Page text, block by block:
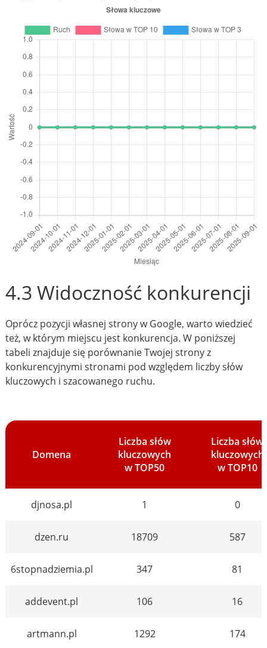
4.3 Widoczność konkurencji
Oprócz pozycji własnej strony w Google, warto wiedzieć
też, w którym miejscu jest konkurencja. W poniższej
tabeli znajduje się porównanie Twojej strony z
konkurencyjnymi stronami pod względem liczby słów
kluczowych i szacowanego ruchu.
Domena
Liczba słów
kluczowych
w TOP50
Liczba słów
kluczowych
w TOP10
djnosa.pl 1 0
dzen.ru 18709 587
6stopnadziemia.pl 347 81
addevent.pl 106 16
artmann.pl 1292 174